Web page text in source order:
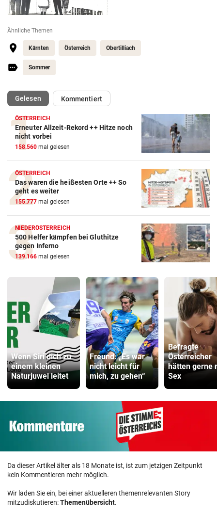
Ähnliche Themen
Kärnten Österreich Obertilliach
Sommer
Gelesen(ausgewählt)Kommentiert
ÖSTERREICH
Erneuter Allzeit-Rekord ++ Hitze noch
nicht vorbei
158.560 mal gelesen
ÖSTERREICH
Das waren die heißesten Orte ++ So
geht es weiter
155.777 mal gelesen
NIEDERÖSTERREICH
500 Helfer kämpfen bei Gluthitze
gegen Inferno
139.166 mal gelesen
Wenn Siri dich zu
einem kleinen
Naturjuwel leitet
Freund: „Es war
nicht leicht für
mich, zu gehen“
Befragte
Österreicher
hätten gerne
Sex
Da dieser Artikel älter als 18 Monate ist, ist zum jetzigen Zeitpunkt
kein Kommentieren mehr möglich.
Wir laden Sie ein, bei einer aktuelleren themenrelevanten Story
mitzudiskutieren:Themenübersicht.